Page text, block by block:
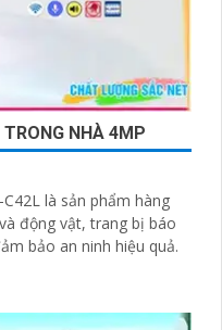
NHÀ 4MP
là sản phẩm hàng
động vật, trang bị báo
bảo an ninh hiệu quả.